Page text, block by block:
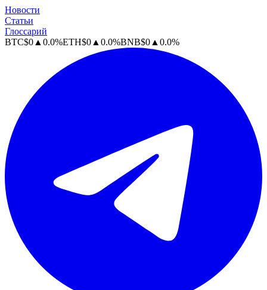
Новости
Статьи
Глоссарий
BTC$0 ▲ 0.0%ETH$0 ▲ 0.0%BNB$0 ▲ 0.0%